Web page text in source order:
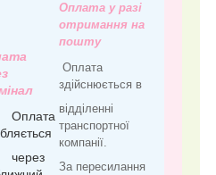
Оплата у разі
отримання на
пошту
Оплата
здійснюється в
відділенні
транспортної
компанії.
За пересилання